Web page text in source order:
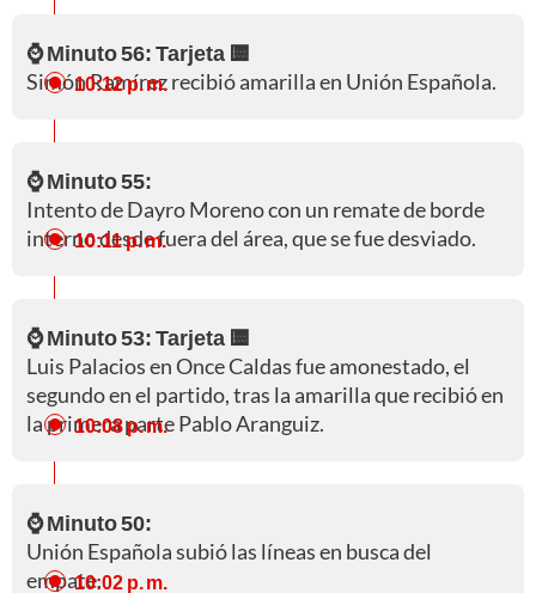
⌚ Minuto 56: Tarjeta 🟨
Simón Ramírez recibió amarilla en Unión Española.
10:12 p. m.
⌚ Minuto 55:
Intento de Dayro Moreno con un remate de borde
interno desde fuera del área, que se fue desviado.
10:11 p. m.
⌚ Minuto 53: Tarjeta 🟨
Luis Palacios en Once Caldas fue amonestado, el
segundo en el partido, tras la amarilla que recibió en
la primera parte Pablo Aranguiz.
10:08 p. m.
⌚ Minuto 50:
Unión Española subió las líneas en busca del
empate.10:02 p. m.